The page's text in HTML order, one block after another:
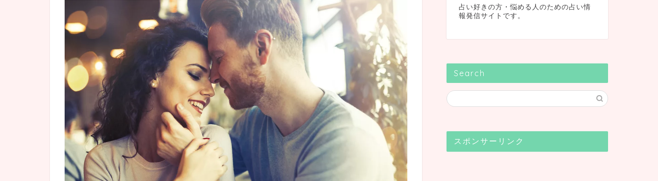
占い好きの方・悩める人のための占い情
報発信サイトです。
Search
スポンサーリンク